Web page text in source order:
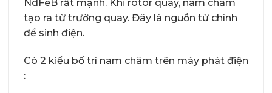
NdFeB rất mạnh. Khi rotor quay, nam châm
tạo ra từ trường quay. Đây là nguồn từ chính
để sinh điện.
Có 2 kiểu bố trí nam châm trên máy phát điện
: